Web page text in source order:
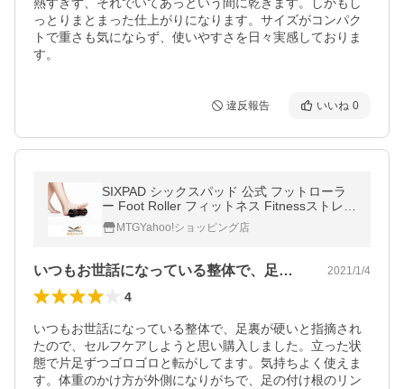
っとりまとまった仕上がりになります。サイズがコンパク
トで重さも気にならず、使いやすさを日々実感しておりま
す。
違反報告 いいね 0
SIXPAD シックスパッド 公式 フットローラ
ー Foot Roller フィットネス Fitnessストレッ
チ フォームローラー 足 足裏 自宅 部分用 マ
ッサージ YRD RFYD
MTGYahoo!ショッピング店
いつもお世話になっている整体で、足裏が… 2021/1/4
4
いつもお世話になっている整体で、足裏が硬いと指摘され
たので、セルフケアしようと思い購入しました。立った状
態で片足ずつゴロゴロと転がしてます。気持ちよく使えま
す。体重のかけ方が外側になりがちで、足の付け根のリン